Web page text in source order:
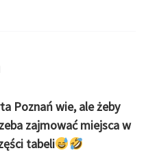
Poznań wie, ale żeby
zajmować miejsca w
tabeli